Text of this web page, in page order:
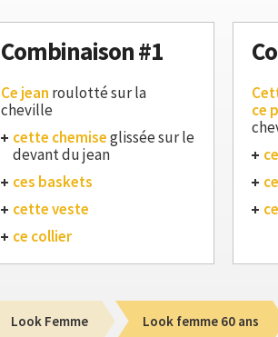
Combinaison #1
Ce jean roulotté sur la
cheville
cette chemiseglissée sur le
devant du jean
ces baskets
cette veste
ce collier
ce
Look Femme Look femme 60 ans